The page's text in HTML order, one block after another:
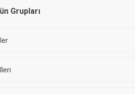
Grupları